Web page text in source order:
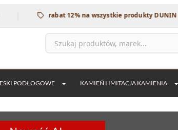
rabat 12% na wszystkie produkty DUNIN - kod
PODŁOGOWE KAMIEŃ I IMITACJA KAMIENIA